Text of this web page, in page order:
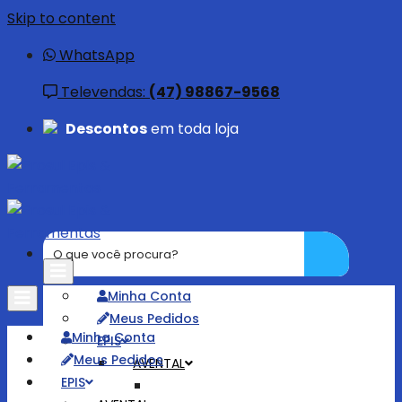
Skip to content
WhatsApp
Televendas: (47) 98867-9568
Descontosem toda loja
Minha Conta
Meus Pedidos
EPIS
AVENTAL
Minha Conta
Meus Pedidos
EPIS